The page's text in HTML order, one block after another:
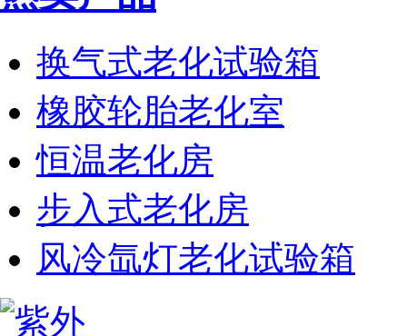
换气式老化试验箱
橡胶轮胎老化室
恒温老化房
步入式老化房
风冷氙灯老化试验箱